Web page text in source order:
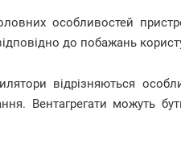
особливостей
до побажань
відрізняються
Вентагрегати можуть